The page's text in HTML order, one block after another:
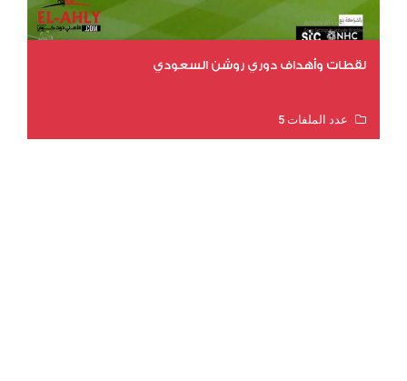
لقطات وأهداف دوري روشن السعودي
عدد الملفات 5